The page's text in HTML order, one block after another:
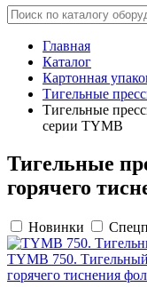
Главная
Каталог
Картонная
Тигельные
Тигельные
серии TYMB
Тигельные
горячего
Новинки
TYMB 750.
горячего тиснения